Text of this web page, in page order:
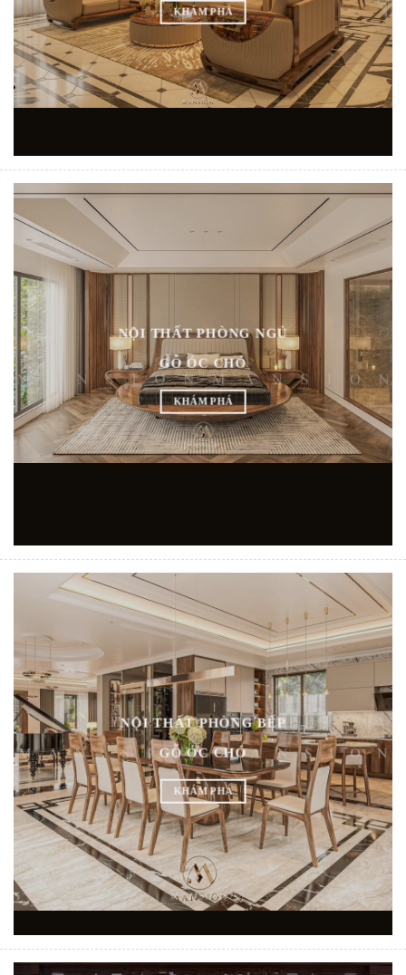
KHÁM PHÁ
NỘI THẤT PHÒNG NGỦ
GỖ ÓC CHÓ
KHÁM PHÁ
NỘI THẤT PHÒNG BẾP
GỖ ÓC CHÓ
KHÁM PHÁ